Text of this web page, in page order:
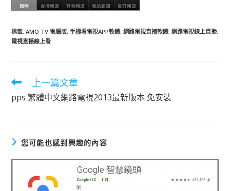
標籤:AMO TV 電腦版, 手機看電視APP軟體, 網路電視直播軟體, 網路電視線上直播,
電視直播線上看
閱
更
上一篇文章
pps 繁體中文網路電視2013最新版本 免安裝
您可能也感到興趣的內容